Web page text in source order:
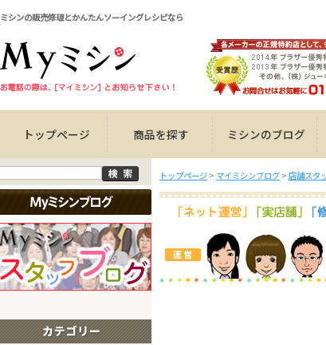
ミシンの販売修理とかんたんソーイングレシピなら
トップページ 商品を探す ミシンのブログ
トップページ > マイミシンブログ > 店舗スタ